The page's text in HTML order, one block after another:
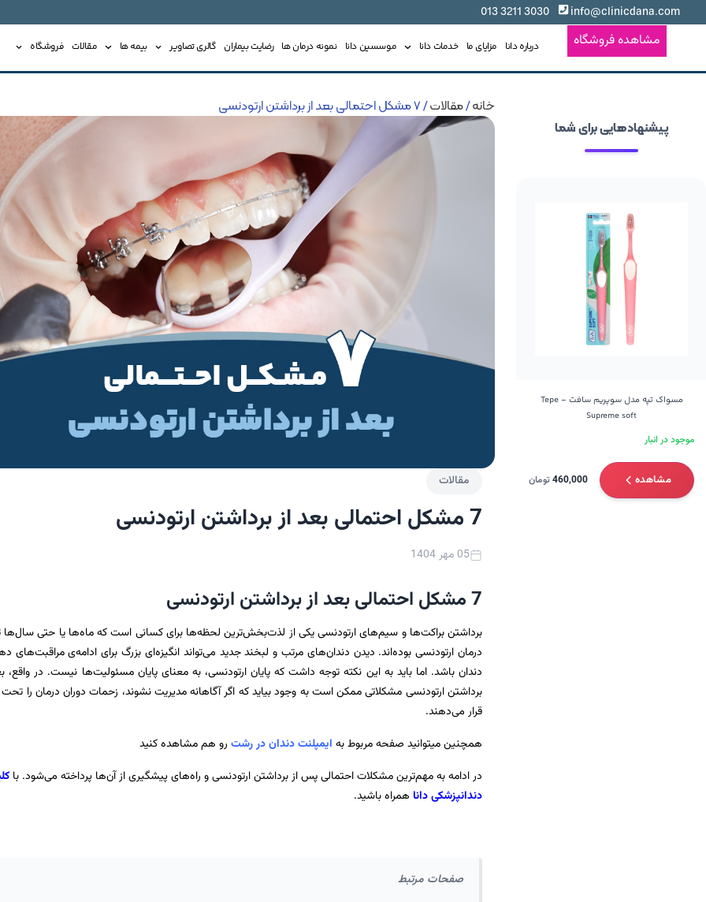
info@clinicdana.com
3030 3211 013
مشاهده فروشگاه درباره دانا مزایای ما خدمات دانا موسسین دانا نمونه درمان ها رضایت بیماران گالری تصاویر بیمه ها مقالات فروشگاه
پیشنهادهایی برای شما
مسواک تپه مدل سوپریم سافت - Tepe
Supreme soft
موجود در انبار
مشاهده 460,000تومان
خانه/مقالات/ 7 مشکل احتمالی بعد از برداشتن ارتودنسی
مقالات
7 مشکل احتمالی بعد از برداشتن ارتودنسی
05 مهر 1404
7 مشکل احتمالی بعد از برداشتن ارتودنسی
برداشتن براکت‌ها و سیم‌های ارتودنسی یکی از لذت‌بخش‌ترین لحظه‌ها برای کسانی است که ماه‌ها یا حتی
درمان ارتودنسی بوده‌اند. دیدن دندان‌های مرتب و لبخند جدید می‌تواند انگیزه‌ای بزرگ برای ادامه‌ی مراقبت‌های
دندان باشد. اما باید به این نکته توجه داشت که پایان ارتودنسی، به معنای پایان مسئولیت‌ها نیست. در واقع،
برداشتن ارتودنسی مشکلاتی ممکن است به وجود بیاید که اگر آگاهانه مدیریت نشوند، زحمات دوران درمان را تحت
قرار می‌دهند.
همچنین میتوانید صفحه مربوط به ایمپلنت دندان در رشت رو هم مشاهده کنید
در ادامه به مهم‌ترین مشکلات احتمالی پس از برداشتن ارتودنسی و راه‌های پیشگیری از آن‌ها پرداخته می‌شود. با
دندانپزشکی دانا همراه باشید.
صفحات مرتبط